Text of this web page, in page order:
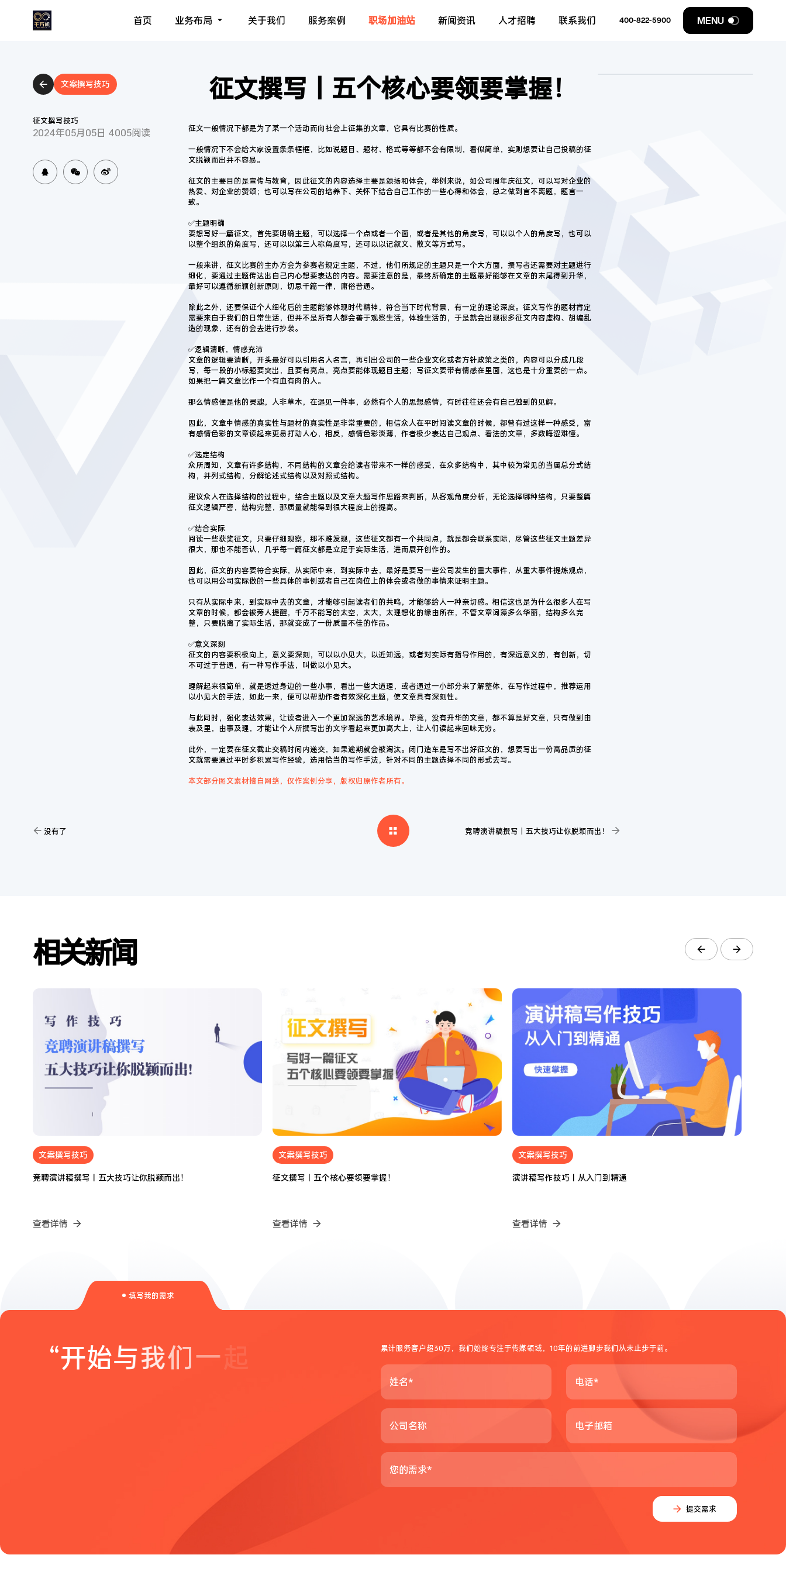
首页 业务布局 关于我们 服务案例 职场加油站 新闻资讯 人才招聘 联系我们 400-822-5900 MENU
文案撰写技巧
征文撰写技巧
2024年05月05日 4005阅读
征文撰写丨五个核心要领要掌握！
征文一般情况下都是为了某一个活动而向社会上征集的文章，它具有比赛的性质。
一般情况下不会给大家设置条条框框，比如说题目、题材、格式等等都不会有限制，看似简单，实则想要让自己投稿的征
文脱颖而出并不容易。
征文的主要目的是宣传与教育，因此征文的内容选择主要是颂扬和体会，举例来说，如公司周年庆征文，可以写对企业的
热爱、对企业的赞颂；也可以写在公司的培养下、关怀下结合自己工作的一些心得和体会，总之做到言不离题，题言一
致。
✅主题明确
要想写好一篇征文，首先要明确主题，可以选择一个点或者一个面，或者是其他的角度写，可以以个人的角度写，也可以
以整个组织的角度写，还可以以第三人称角度写，还可以以记叙文、散文等方式写。
一般来讲，征文比赛的主办方会为参赛者规定主题，不过，他们所规定的主题只是一个大方面，撰写者还需要对主题进行
细化，要通过主题传达出自己内心想要表达的内容。需要注意的是，最终所确定的主题最好能够在文章的末尾得到升华，
最好可以遵循新颖创新原则，切忌千篇一律，庸俗普通。
除此之外，还要保证个人细化后的主题能够体现时代精神，符合当下时代背景，有一定的理论深度。征文写作的题材肯定
需要来自于我们的日常生活，但并不是所有人都会善于观察生活，体验生活的，于是就会出现很多征文内容虚构、胡编乱
造的现象，还有的会去进行抄袭。
✅逻辑清晰，情感充沛
文章的逻辑要清晰，开头最好可以引用名人名言，再引出公司的一些企业文化或者方针政策之类的，内容可以分成几段
写，每一段的小标题要突出，且要有亮点，亮点要能体现题目主题；写征文要带有情感在里面，这也是十分重要的一点。
如果把一篇文章比作一个有血有肉的人。
那么情感便是他的灵魂，人非草木，在遇见一件事，必然有个人的思想感情，有时往往还会有自己独到的见解。
因此，文章中情感的真实性与题材的真实性是非常重要的，相信众人在平时阅读文章的时候，都曾有过这样一种感受，富
有感情色彩的文章读起来更易打动人心，相反，感情色彩淡薄，作者极少表达自己观点、看法的文章，多数晦涩难懂。
✅选定结构
众所周知，文章有许多结构，不同结构的文章会给读者带来不一样的感受，在众多结构中，其中较为常见的当属总分式结
构，并列式结构，分解论述式结构以及对照式结构。
建议众人在选择结构的过程中，结合主题以及文章大题写作思路来判断，从客观角度分析，无论选择哪种结构，只要整篇
征文逻辑严密，结构完整，那质量就能得到很大程度上的提高。
✅结合实际
阅读一些获奖征文，只要仔细观察，那不难发现，这些征文都有一个共同点，就是都会联系实际，尽管这些征文主题差异
很大，那也不能否认，几乎每一篇征文都是立足于实际生活，进而展开创作的。
因此，征文的内容要符合实际，从实际中来，到实际中去，最好是要写一些公司发生的重大事件，从重大事件提炼观点，
也可以用公司实际做的一些具体的事例或者自己在岗位上的体会或者做的事情来证明主题。
只有从实际中来，到实际中去的文章，才能够引起读者们的共鸣，才能够给人一种亲切感。相信这也是为什么很多人在写
文章的时候，都会被旁人提醒，千万不能写的太空，太大，太理想化的缘由所在，不管文章词藻多么华丽，结构多么完
整，只要脱离了实际生活，那就变成了一份质量不佳的作品。
✅意义深刻
征文的内容要积极向上，意义要深刻，可以以小见大，以近知远，或者对实际有指导作用的，有深远意义的，有创新，切
不可过于普通，有一种写作手法，叫做以小见大。
理解起来很简单，就是透过身边的一些小事，看出一些大道理，或者通过一小部分来了解整体，在写作过程中，推荐运用
以小见大的手法，如此一来，便可以帮助作者有效深化主题，使文章具有深刻性。
与此同时，强化表达效果，让读者进入一个更加深远的艺术境界。毕竟，没有升华的文章，都不算是好文章，只有做到由
表及里，由事及理，才能让个人所撰写出的文字看起来更加高大上，让人们读起来回味无穷。
此外，一定要在征文截止交稿时间内递交，如果逾期就会被淘汰。闭门造车是写不出好征文的，想要写出一份高品质的征
文就需要通过平时多积累写作经验，选用恰当的写作手法，针对不同的主题选择不同的形式去写。
本文部分图文素材摘自网络，仅作案例分享，版权归原作者所有。
没有了 竞聘演讲稿撰写丨五大技巧让你脱颖而出！
相关新闻
文案撰写技巧
竞聘演讲稿撰写丨五大技巧让你脱颖而出！
查看详情
文案撰写技巧
征文撰写丨五个核心要领要掌握！
查看详情
文案撰写技巧
演讲稿写作技巧丨从入门到精通
查看详情
填写我的需求
“开始与我们一 累计服务客户超30万，我们始终专注于传媒领域，10年的前进脚步我们从未止步于前。
姓名* 电话*
公司名称 电子邮箱
您的需求*
提交需求